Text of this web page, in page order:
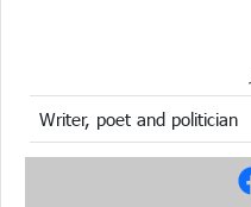
Writer, poet and politician